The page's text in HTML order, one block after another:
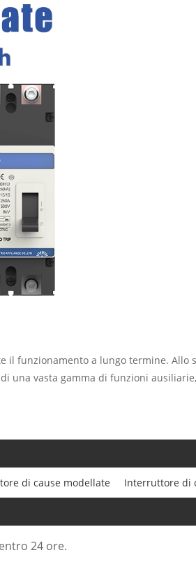
funzionamento a lungo termine. Allo
una vasta gamma di funzioni
di cause modellate Interruttore di
24 ore.